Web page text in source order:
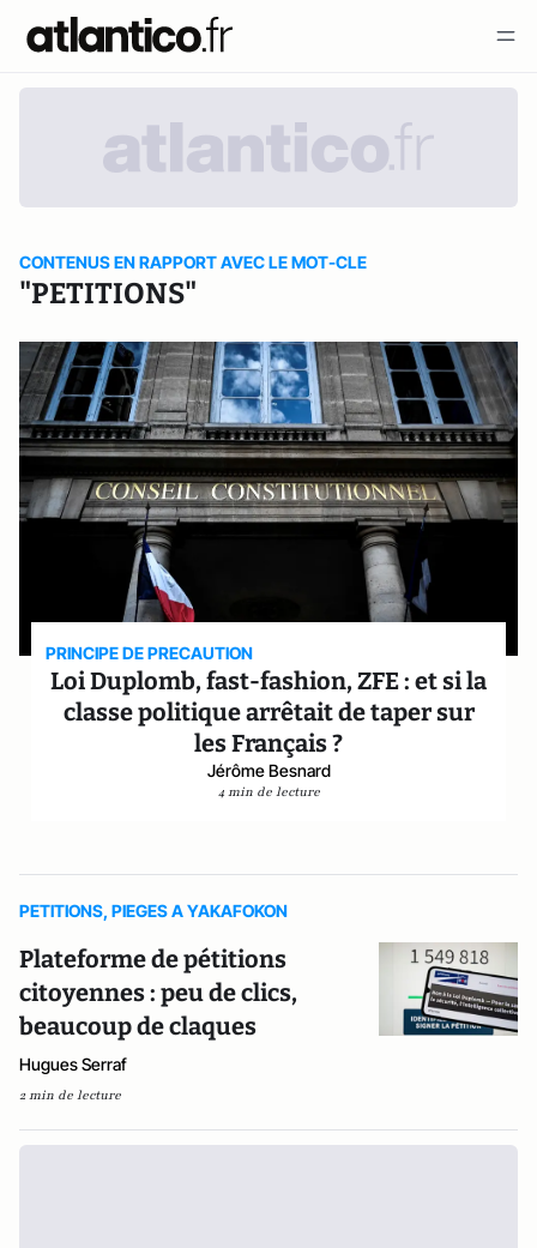
CONTENUS EN RAPPORT AVEC LE MOT-CLE
"PETITIONS"
PRINCIPE DE PRECAUTION
Loi Duplomb, fast-fashion, ZFE : et si la
classe politique arrêtait de taper sur
les Français ?
Jérôme Besnard
4 min de lecture
PETITIONS, PIEGES A YAKAFOKON
Plateforme de pétitions
citoyennes : peu de clics,
beaucoup de claques
Hugues Serraf
2 min de lecture